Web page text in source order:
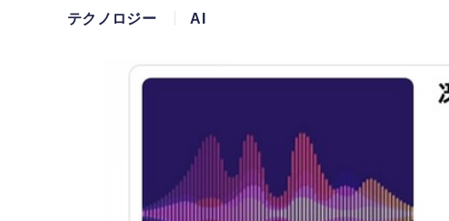
テクノロジー AI